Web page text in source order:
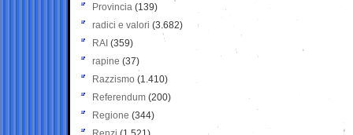
Provincia (139)
radici e valori (3.682)
RAI (359)
rapine (37)
Razzismo (1.410)
Referendum (200)
Regione (344)